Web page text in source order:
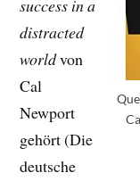
success in a
distracted
worldvon
Cal
Newport
gehört (Die
deutsche